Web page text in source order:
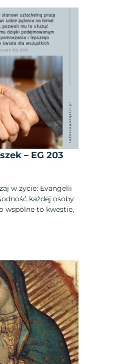
– EG 203
w życie: Evangelii
każdej osoby
wspólne to kwestie,